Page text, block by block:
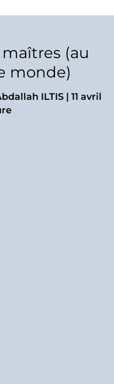
(au
monde)
ILTIS | 11 avril